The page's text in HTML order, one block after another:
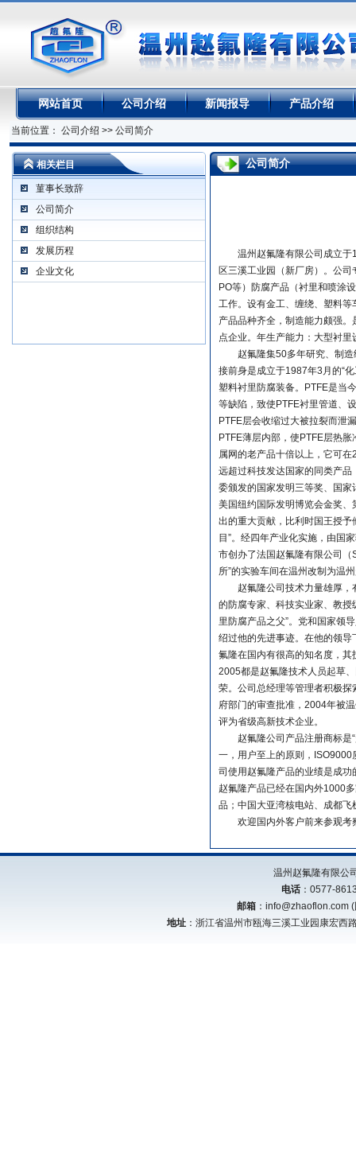
网站首页 公司介绍 新闻报导 产品介绍
当前位置： 公司介绍 >> 公司简介
相关栏目
菫事长致辞
公司简介
组织结构
发展历程
企业文化
公司简介
温州赵氟隆有限公司成立于
区三溪工业园（新厂房）。公
PO等）防腐产品（衬里和喷涂
工作。设有金工、缠绕、塑料
产品品种齐全，制造能力颇强
点企业。年生产能力：大型衬
赵氟隆集50多年研究、制造
接前身是成立于1987年3月的“
塑料衬里防腐装备。PTFE是当
等缺陷，致使PTFE衬里管道、
PTFE层会收缩过大被拉裂而泄
PTFE薄层内部，使PTFE层热
属网的老产品十倍以上，它可
远超过科技发达国家的同类产
委颁发的国家发明三等奖、国家
美国纽约国际发明博览会金奖
出的重大贡献，比利时国王授予
目”。经四年产业化实施，由国
市创办了法国赵氟隆有限公司
所”的实验车间在温州改制为温
赵氟隆公司技术力量雄厚，
的防腐专家、科技实业家、教
里防腐产品之父”。党和国家领
绍过他的先进事迹。在他的领
氟隆在国内有很高的知名度，
2005都是赵氟隆技术人员起草
荣。公司总经理等管理者积极
府部门的审查批准，2004年被
评为省级高新技术企业。
赵氟隆公司产品注册商标是“
一，用户至上的原则，
司使用赵氟隆产品的业绩是成
赵氟隆产品已经在国内外1000
品；中国大亚湾核电站、成都
欢迎国内外客户前来参观考
温州赵氟隆有限
电话：0577-
邮箱 ： info@zhaoflon.com
地址 ：浙江省温州市瓯海三溪工业园康宏